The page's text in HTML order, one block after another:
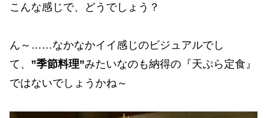
こんな感じで、どうでしょう？
ん～……なかなかイイ感じのビジュアルでし
て、 ”季節料理”みたいなのも納得の『天ぷら定食』
ではないでしょうかね～